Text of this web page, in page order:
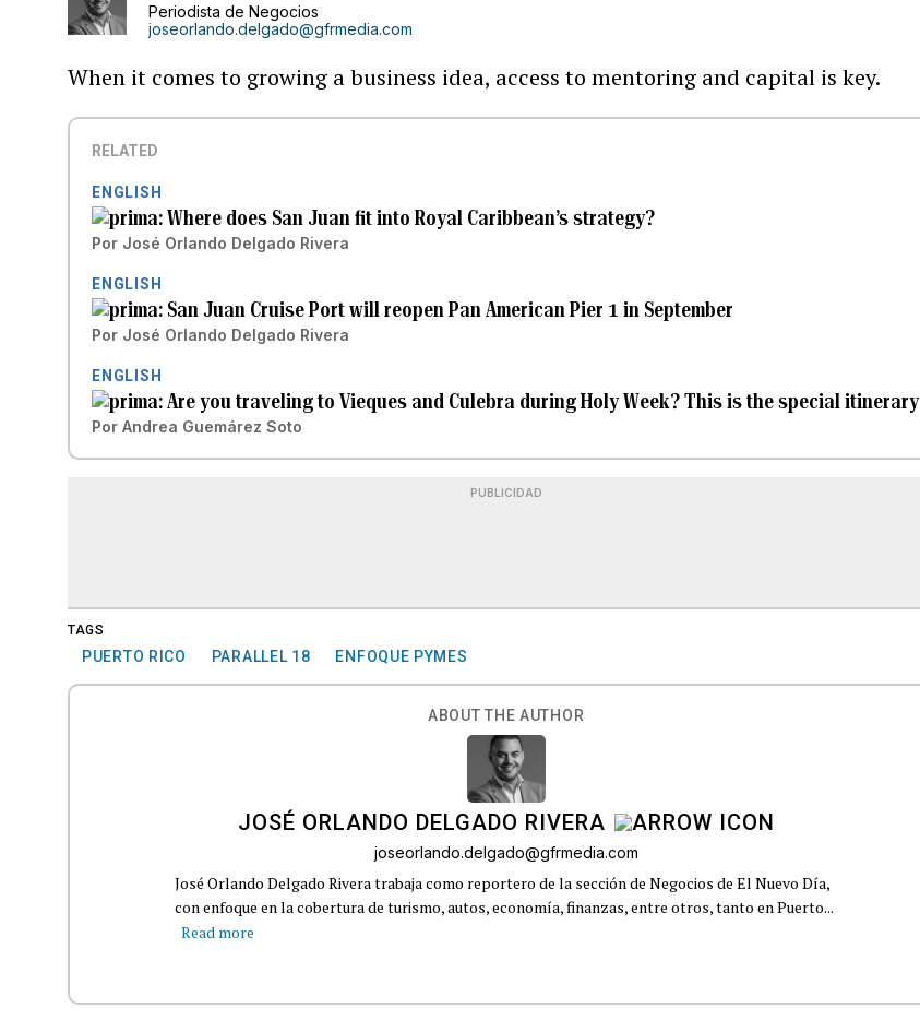
Periodista de Negocios
joseorlando.delgado@gfrmedia.com
When it comes to growing a business idea, access to mentoring and capital is key.
RELATED
ENGLISH
Where does San Juan fit into Royal Caribbean’s strategy?
Por José Orlando Delgado Rivera
ENGLISH
San Juan Cruise Port will reopen Pan American Pier 1 in September
Por José Orlando Delgado Rivera
ENGLISH
Are you traveling to Vieques and Culebra during Holy Week? This is the special itinerary
Por Andrea Guemárez Soto
PUBLICIDAD
TAGS
PUERTO RICO PARALLEL 18 ENFOQUE PYMES
ABOUT THE AUTHOR
JOSÉ ORLANDO DELGADO RIVERA
joseorlando.delgado@gfrmedia.com
José Orlando Delgado Rivera trabaja como reportero de la sección de Negocios de El Nuevo Día,
con enfoque en la cobertura de turismo, autos, economía, finanzas, entre otros, tanto en Puerto...
Read more